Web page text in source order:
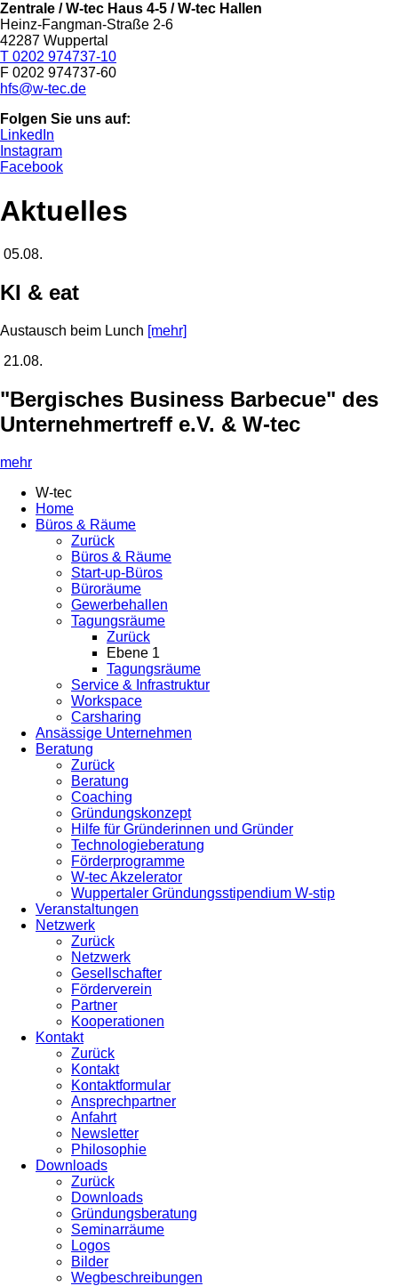
Zentrale / W-tec Haus 4-5 / W-tec Hallen
Heinz-Fangman-Straße 2-6
42287 Wuppertal
T 0202 974737-10
F 0202 974737-60
hfs@w-tec.de
Folgen Sie uns auf:
LinkedIn
Instagram
Facebook
Aktuelles
05.08.
KI & eat
Austausch beim Lunch [mehr]
21.08.
"Bergisches Business Barbecue" des
Unternehmertreff e.V. & W-tec
mehr
W-tec
Home
Büros & Räume
Zurück
Büros & Räume
Start-up-Büros
Büroräume
Gewerbehallen
Tagungsräume
Zurück
Ebene 1
Tagungsräume
Service & Infrastruktur
Workspace
Carsharing
Ansässige Unternehmen
Beratung
Zurück
Beratung
Coaching
Gründungskonzept
Hilfe für Gründerinnen und Gründer
Technologieberatung
Förderprogramme
W-tec Akzelerator
Wuppertaler Gründungsstipendium W-stip
Veranstaltungen
Netzwerk
Zurück
Netzwerk
Gesellschafter
Förderverein
Partner
Kooperationen
Kontakt
Zurück
Kontakt
Kontaktformular
Ansprechpartner
Anfahrt
Newsletter
Philosophie
Downloads
Zurück
Downloads
Gründungsberatung
Seminarräume
Logos
Bilder
Wegbeschreibungen